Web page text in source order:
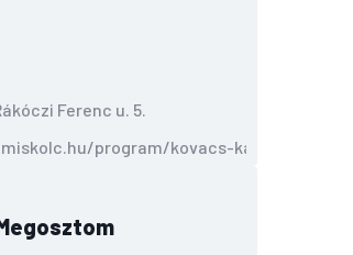
Ferenc u. 5.
program/kovacs-kati-jubileumi-